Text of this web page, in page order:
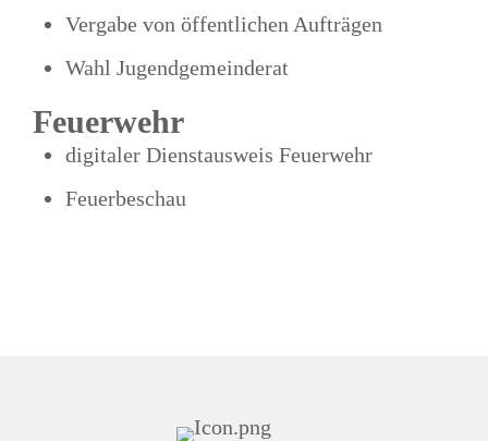
Vergabe von öffentlichen Aufträgen
Wahl Jugendgemeinderat
Feuerwehr
digitaler Dienstausweis Feuerwehr
Feuerbeschau